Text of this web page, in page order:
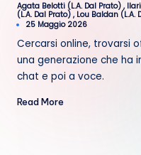
Posted
by
Agata Belotti (L.A. Dal Prato) ,
(L.A. Dal Prato) , Lou Baldan (L.A.
25 Maggio 2026
Cercarsi online, trovarsi
una generazione che ha
chat e poi a voce.
Read More